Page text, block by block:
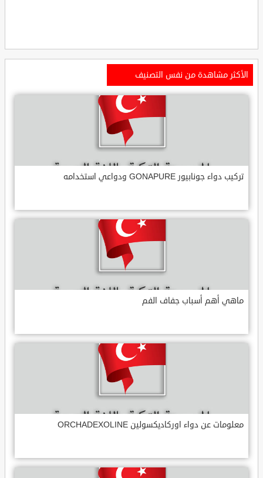
الأكثر مشاهدة من نفس التصنيف
تركيب دواء جونابيور GONAPURE ودواعي استخدامه
ماهي أهم أسباب جفاف الفم
معلومات عن دواء اوركاديكسولين ORCHADEXOLINE